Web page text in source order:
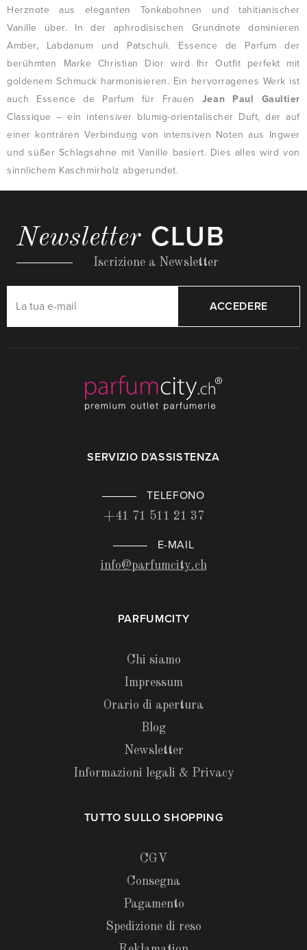
Herznote aus eleganten Tonkabohnen und tahitianischer
Vanille über. In der aphrodisischen Grundnote dominieren
Amber, Labdanum und Patschuli. Essence de Parfum der
berühmten Marke Christian Dior wird Ihr Outfit perfekt mit
goldenem Schmuck harmonisieren. Ein hervorragenes Werk ist
auch Essence de Parfum für Frauen Jean Paul Gaultier
Classique – ein intensiver blumig-orientalischer Duft, der auf
einer konträren Verbindung von intensiven Noten aus Ingwer
und süßer Schlagsahne mit Vanille basiert. Dies alles wird von
sinnlichem Kaschmirholz abgerundet.
Newsletter CLUB
Iscrizione a Newsletter
ACCEDERE
SERVIZIO D'ASSISTENZA
TELEFONO
+41 71 511 21 37
E-MAIL
info@parfumcity.ch
PARFUMCITY
Chi siamo
Impressum
Orario di apertura
Blog
Newsletter
Informazioni legali & Privacy
TUTTO SULLO SHOPPING
CGV
Consegna
Pagamento
Spedizione di reso